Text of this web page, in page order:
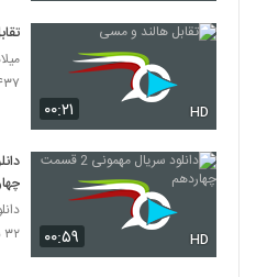
۰۰:۲۱ HD
۴۳۷
۰۰:۵۹ HD
۳۲ بازدید